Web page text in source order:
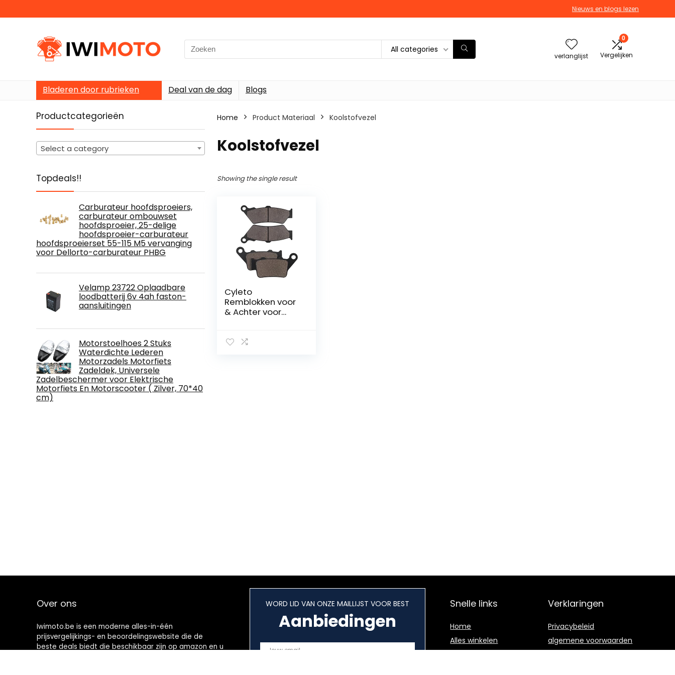
Nieuws en blogs lezen
Search
for:
All categories
verlanglijst
0
Vergelijken
Bladeren door rubrieken Deal van de dag Blogs
Productcategorieën
Select a category
Topdeals!!
Carburateur hoofdsproeiers,
carburateur ombouwset
hoofdsproeier, 25-delige
hoofdsproeier-carburateur
hoofdsproeierset 55-115 M5 vervanging
voor Dellorto-carburateur PHBG
Velamp 23722 Oplaadbare
loodbatterij 6v 4ah faston-
aansluitingen
Motorstoelhoes 2 Stuks
Waterdichte Lederen
Motorzadels Motorfiets
Zadeldek, Universele
Zadelbeschermer voor Elektrische
Motorfiets En Motorscooter ( Zilver, 70*40
cm)
Home Product Materiaal ‎Koolstofvezel
‎Koolstofvezel
Showing the single result
Cyleto
Remblokken voor
& Achter voor
2007 F650 GS
Over ons
Iwimoto.be is een moderne alles-in-één
prijsvergelijkings- en beoordelingswebsite die de
beste deals biedt die beschikbaar zijn op amazon en u
WORD LID VAN ONZE MAILLIJST VOOR BEST
Aanbiedingen
Snelle links
Home
Alles winkelen
Verklaringen
Privacybeleid
algemene voorwaarden